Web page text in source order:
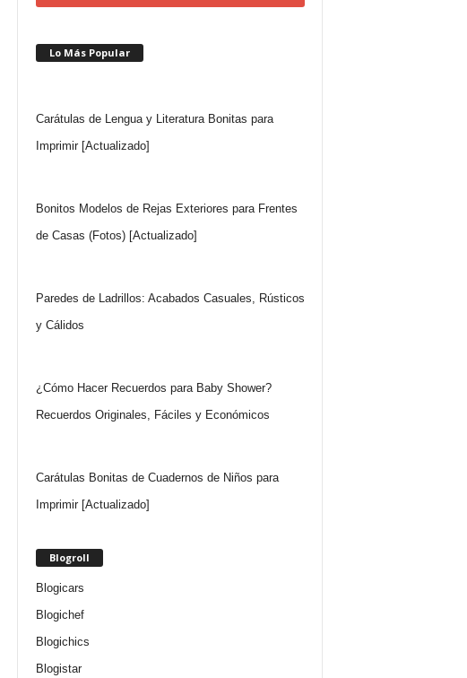
Lo Más Popular
Carátulas de Lengua y Literatura Bonitas para
Imprimir [Actualizado]
Bonitos Modelos de Rejas Exteriores para Frentes
de Casas (Fotos) [Actualizado]
Paredes de Ladrillos: Acabados Casuales, Rústicos
y Cálidos
¿Cómo Hacer Recuerdos para Baby Shower?
Recuerdos Originales, Fáciles y Económicos
Carátulas Bonitas de Cuadernos de Niños para
Imprimir [Actualizado]
Blogroll
Blogicars
Blogichef
Blogichics
Blogistar